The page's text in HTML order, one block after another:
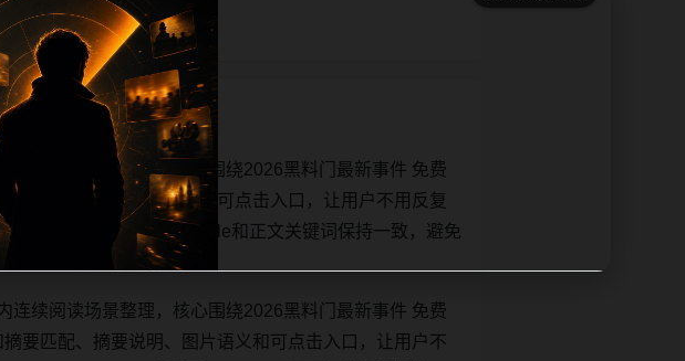
续阅读场景整理，核心围绕2026黑料门最新事件 免费
、摘要说明、图片语义和可点击入口，让用户不用反复
、主题图、alt、title和正文关键词保持一致，避免
续阅读场景整理，核心围绕2026黑料门最新事件 免费
要匹配、摘要说明、图片语义和可点击入口，让用户不